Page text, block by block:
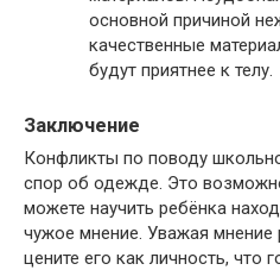
основной причиной
качественные
будут приятнее к телу.
Заключение
Конфликты по поводу
спор об одежде. Это
можете научить ребёнка
чужое мнение. Уважая мнение
цените его как личность, что